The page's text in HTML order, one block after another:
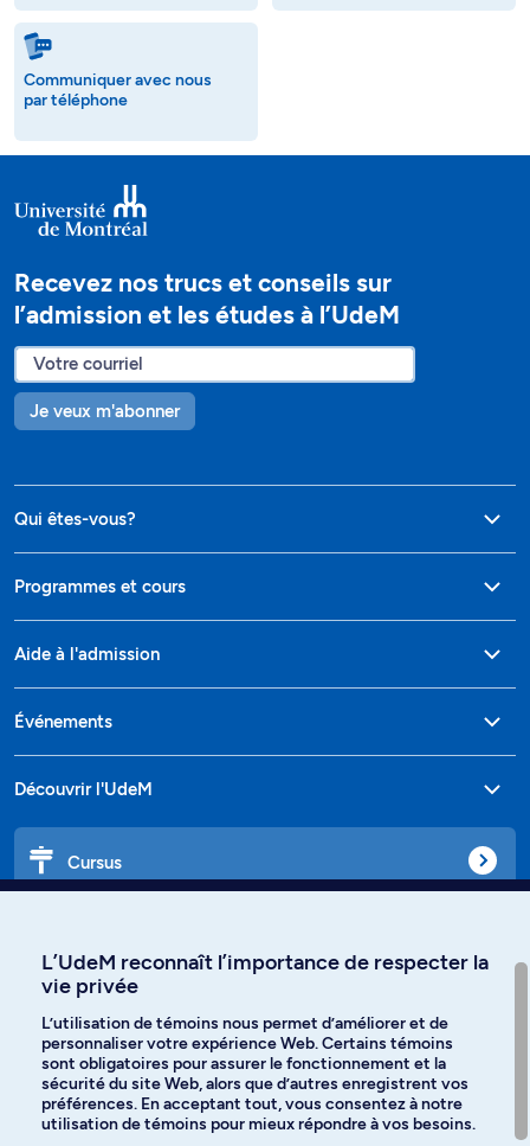
Communiquer avec nous
par téléphone
Recevez nos trucs et conseils sur
l’admission et les études à l’UdeM
Je veux m'abonner
Qui êtes-vous?
Programmes et cours
Aide à l'admission
Événements
Découvrir l'UdeM
Cursus
Langues
Facebook Instagram
L’UdeM reconnaît l’importance de respecter la
vie privée
L’utilisation de témoins nous permet d’améliorer et de
personnaliser votre expérience Web. Certains témoins
sont obligatoires pour assurer le fonctionnement et la
sécurité du site Web, alors que d’autres enregistrent vos
préférences. En acceptant tout, vous consentez à notre
utilisation de témoins pour mieux répondre à vos besoins.